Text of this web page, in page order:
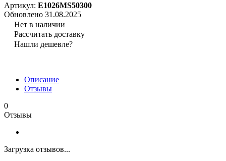
Артикул: E1026MS50300
Обновлено 31.08.2025
Нет в наличии
Рассчитать доставку
Нашли дешевле?
Описание
Отзывы
0
Отзывы
Загрузка отзывов...